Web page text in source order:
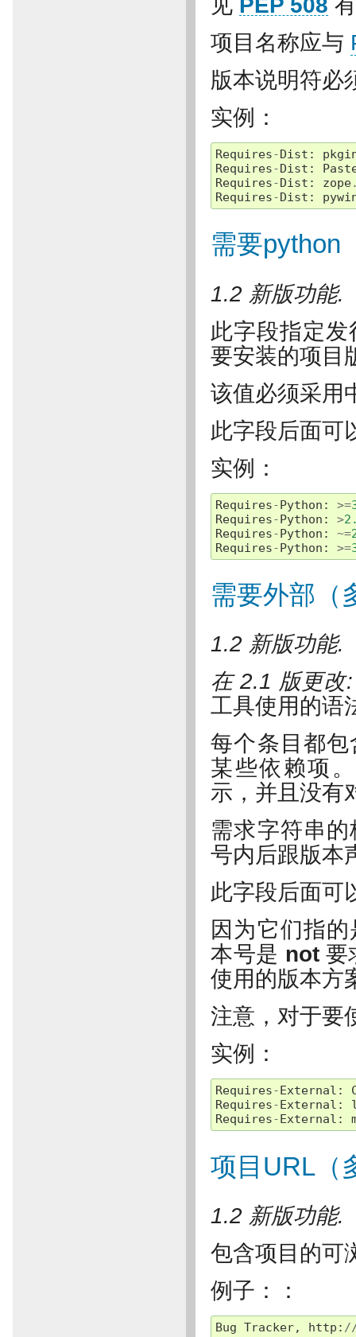
见 PEP 508
项目名称应与
版本说明符必
实例：
Requires-Dist :
Requires-Dist :
Requires-Dist : zope
Requires-Dist :
需要python
1.2 新版功能.
此字段指定
要安装的项目
该值必须采用
此字段后面可
实例：
Requires-Python : >=
Requires-Python : >
Requires-Python : ~=
Requires-Python : >=
需要外部（
1.2 新版功能.
在 2.1 版更
工具使用的语
每个条目都
某些依赖项
示，并且没有
需求字符串
号内后跟版本
此字段后面可
因为它们指
本号是 not要
使用的版本方
注意，对于要
实例：
Requires- External :
Requires- External :
Requires- External :
项目URL（
1.2 新版功能.
包含项目的可
例子：：
Bug Tracker, http :